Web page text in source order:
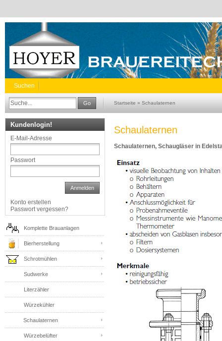
Suchen
Go Startseite » Schaulaternen
Schaulaternen
Schaulaternen, Schaugläser in
Kundenlogin!
E-Mail-Adresse
Passwort
Anmelden
Konto erstellen
Passwort vergessen?
Komplette Brauanlagen
Bierherstellung
Schrotmühlen
Sudwerke
Literzähler
Würzekühler
Schaulaternen
Würzebelüfter